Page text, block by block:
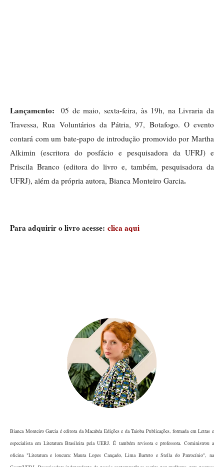
Lançamento:
05 de maio, sexta-feira, às 19h, na Livraria da
Travessa, Rua Voluntários da Pátria, 97, Botafogo. O evento
contará com um bate-papo de introdução promovido por Martha
Alkimin (escritora do posfácio e pesquisadora da UFRJ) e
Priscila Branco (editora do livro e, também, pesquisadora da
UFRJ), além da própria autora, Bianca Monteiro Garcia.
Para adquirir o livro acesse: clica aqui
Bianca Monteiro Garcia é editora da Macabéa Edições e da Taioba Publicações, formada em Letras e
especialista em Literatura Brasileira pela UERJ. É também revisora e professora. Coministrou a
oficina "Literatura e loucura: Maura Lopes Cançado, Lima Barreto e Stella do Patrocínio", na